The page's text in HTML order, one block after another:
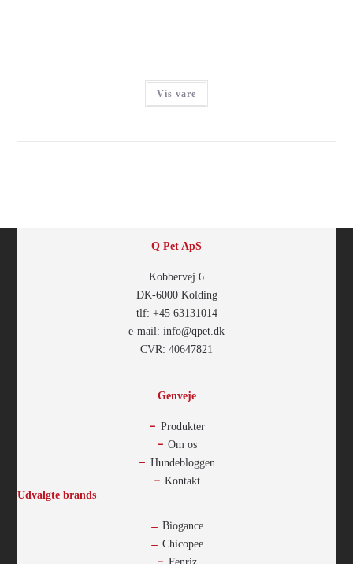
Vis vare
Q Pet ApS
Kobbervej 6
DK-6000 Kolding
tlf: +45 63131014
e-mail: info@qpet.dk
CVR: 40647821
Genveje
Produkter
Om os
Hundebloggen
Kontakt
Udvalgte brands
Biogance
Chicopee